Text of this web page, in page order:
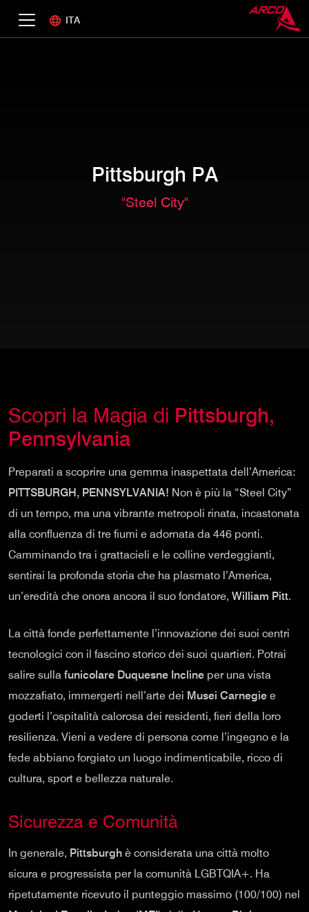
ITA
Pittsburgh PA
"Steel City"
Scopri la Magia di Pittsburgh,
Pennsylvania
Preparati a scoprire una gemma inaspettata dell’America:
PITTSBURGH, PENNSYLVANIA! Non è più la “Steel City”
di un tempo, ma una vibrante metropoli rinata, incastonata
alla confluenza di tre fiumi e adornata da 446 ponti.
Camminando tra i grattacieli e le colline verdeggianti,
sentirai la profonda storia che ha plasmato l’America,
un’eredità che onora ancora il suo fondatore, William Pitt.
La città fonde perfettamente l’innovazione dei suoi centri
tecnologici con il fascino storico dei suoi quartieri. Potrai
salire sulla funicolare Duquesne Incline per una vista
mozzafiato, immergerti nell’arte dei Musei Carnegie e
goderti l’ospitalità calorosa dei residenti, fieri della loro
resilienza. Vieni a vedere di persona come l’ingegno e la
fede abbiano forgiato un luogo indimenticabile, ricco di
cultura, sport e bellezza naturale.
Sicurezza e Comunità
In generale, Pittsburgh è considerata una città molto
sicura e progressista per la comunità LGBTQIA+. Ha
ripetutamente ricevuto il punteggio massimo (100/100) nel